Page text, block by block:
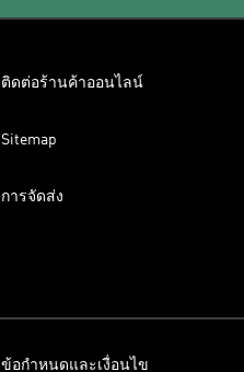
ติดต่อร้านค้าออนไลน์
Sitemap
การจัดส่ง
ข้อกำหนดและเงื่อนไข